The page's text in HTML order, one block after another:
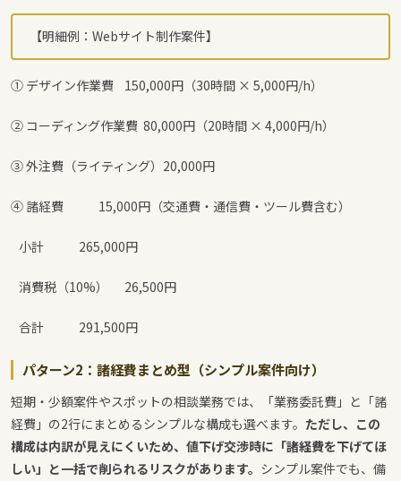
【明細例：Webサイト制作案件】
① デザイン作業費 150,000円（30時間 × 5,000円/h）
② コーディング作業費 80,000円（20時間 × 4,000円/h）
③ 外注費（ライティング）20,000円
④ 諸経費 15,000円（交通費・通信費・ツール費含む）
小計 265,000円
消費税（10%） 26,500円
合計 291,500円
パターン2：諸経費まとめ型（シンプル案件向け）
短期・少額案件やスポットの相談業務では、「業務委託費」と「諸
経費」の2行にまとめるシンプルな構成も選べます。 ただし、この
構成は内訳が見えにくいため、値下げ交渉時に「諸経費を下げてほ
しい」と一括で削られるリスクがあります。 シンプル案件でも、備